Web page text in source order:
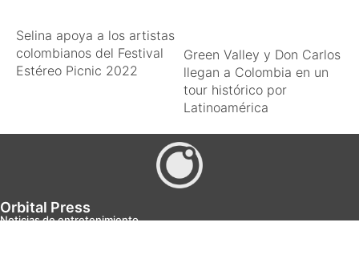
Selina apoya a los artistas
colombianos del Festival
Estéreo Picnic 2022
Green Valley y Don Carlos
llegan a Colombia en un
tour histórico por
Latinoamérica
Orbital Press
Noticias de entretenimiento